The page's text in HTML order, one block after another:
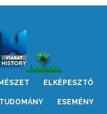
ELKÉPESZTŐ
TUDOMÁNY ESEMÉNY